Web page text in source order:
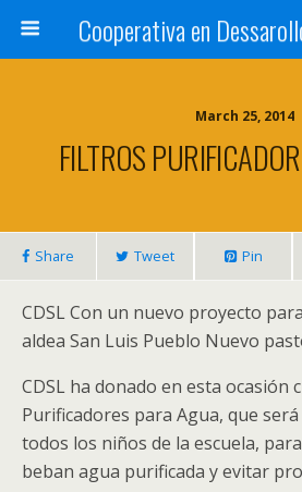
March 25, 2014
FILTROS
Share Tweet Pin
CDSL Con un nuevo proyecto
aldea San Luis Pueblo Nuevo
CDSL ha donado en esta ocasión
Purificadores para Agua, que
todos los niños de la escuela,
beban agua purificada y evitar